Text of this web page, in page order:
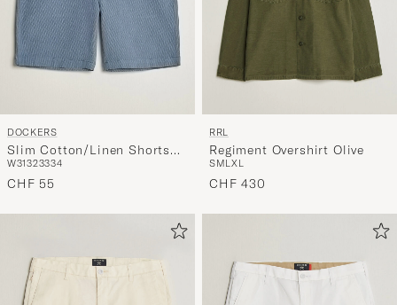
DOCKERS
Slim Cotton/Linen Shorts
Bering Sea
W31323334
CHF 55
RRL
Regiment Overshirt Olive
SMLXL
CHF 430